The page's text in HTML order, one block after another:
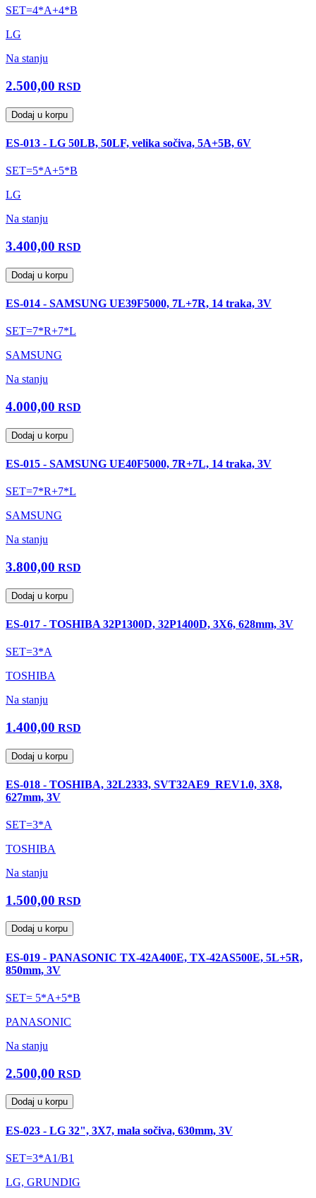
SET=4*A+4*B
LG
Na stanju
2.500,00 RSD
Dodaj u korpu
ES-013 - LG 50LB, 50LF, velika sočiva, 5A+5B, 6V
SET=5*A+5*B
LG
Na stanju
3.400,00 RSD
Dodaj u korpu
ES-014 - SAMSUNG UE39F5000, 7L+7R, 14 traka, 3V
SET=7*R+7*L
SAMSUNG
Na stanju
4.000,00 RSD
Dodaj u korpu
ES-015 - SAMSUNG UE40F5000, 7R+7L, 14 traka, 3V
SET=7*R+7*L
SAMSUNG
Na stanju
3.800,00 RSD
Dodaj u korpu
ES-017 - TOSHIBA 32P1300D, 32P1400D, 3X6, 628mm, 3V
SET=3*A
TOSHIBA
Na stanju
1.400,00 RSD
Dodaj u korpu
ES-018 - TOSHIBA, 32L2333, SVT32AE9_REV1.0, 3X8,
627mm, 3V
SET=3*A
TOSHIBA
Na stanju
1.500,00 RSD
Dodaj u korpu
ES-019 - PANASONIC TX-42A400E, TX-42AS500E, 5L+5R,
850mm, 3V
SET= 5*A+5*B
PANASONIC
Na stanju
2.500,00 RSD
Dodaj u korpu
ES-023 - LG 32", 3X7, mala sočiva, 630mm, 3V
SET=3*A1/B1
LG, GRUNDIG